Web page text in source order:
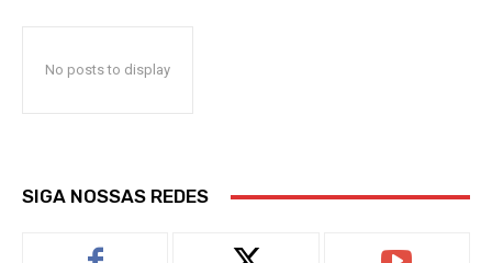
No posts to display
SIGA NOSSAS REDES